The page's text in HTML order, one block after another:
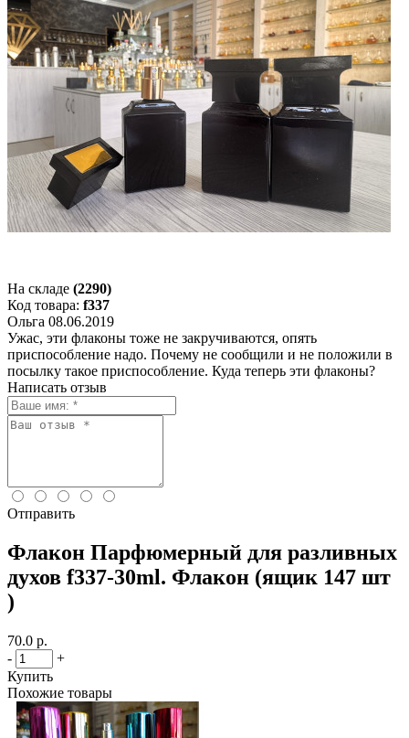
На складе (2290)
Код товара: f337
Ольга 08.06.2019
Ужас, эти флаконы тоже не закручиваются, опять
приспособление надо. Почему не сообщили и не положили в
посылку такое приспособление. Куда теперь эти флаконы?
Написать отзыв
Отправить
Флакон Парфюмерный для разливных
духов f337-30ml. Флакон (ящик 147 шт
)
70.0 р.
-
+
Купить
Похожие товары